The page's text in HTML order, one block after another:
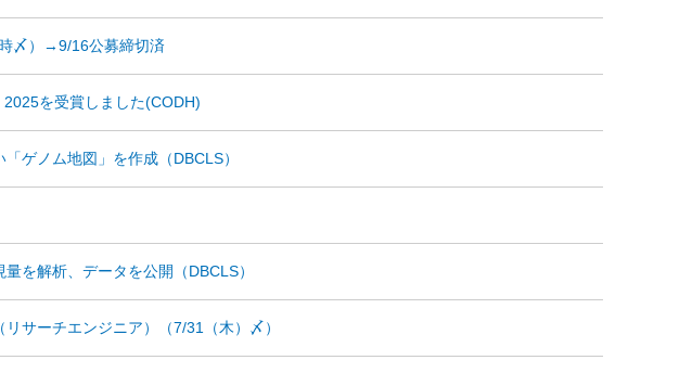
〆）→9/16公募締切済
を受賞しました(CODH)
ゲノム地図」を作成（DBCLS）
を解析、データを公開（DBCLS）
サーチエンジニア）（7/31（木）〆）